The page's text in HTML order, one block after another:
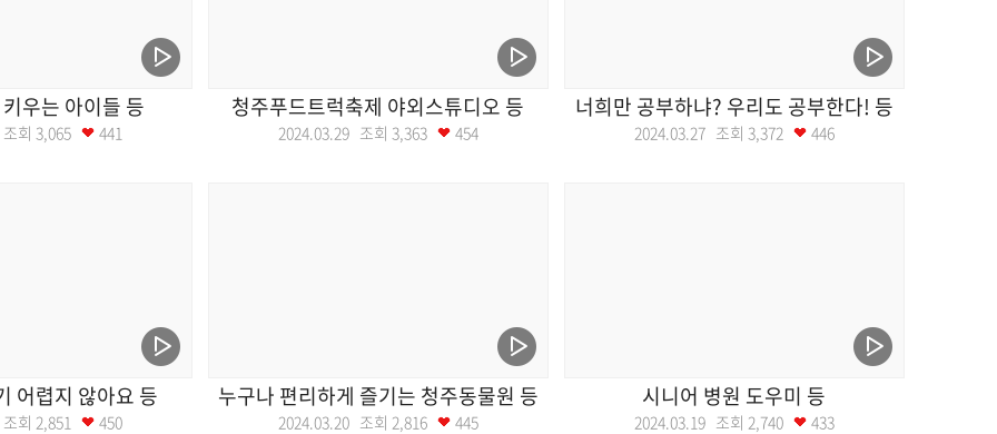
우는 아이들 등
회 3,065 441
청주푸드트럭축제 야외스튜디오 등
2024.03.29 조회 3,363 454
너희만 공부하냐? 우리도 공부한다! 등
2024.03.27 조회 3,372 446
어렵지 않아요 등
회 2,851 450
누구나 편리하게 즐기는 청주동물원 등
2024.03.20 조회 2,816 445
시니어 병원 도우미 등
2024.03.19 조회 2,740 433